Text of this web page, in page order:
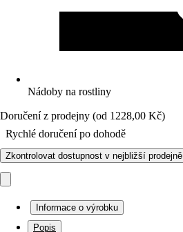
Nádoby na rostliny
Doručení z prodejny (od 1228,00 Kč)
Rychlé doručení po dohodě
Zkontrolovat dostupnost v nejbližší prodejně
Informace o výrobku
Popis